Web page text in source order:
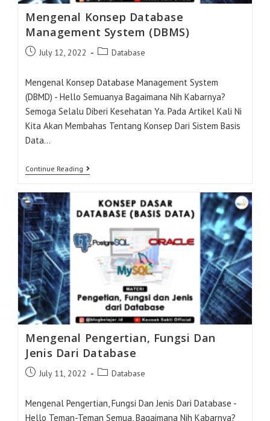
Mengenal Konsep Database
Management System (DBMS)
PostJuly 12, 2022
PostDatabase
Mengenal Konsep Database Management System
(DBMD) - Hello Semuanya Bagaimana Nih Kabarnya?
Semoga Selalu Diberi Kesehatan Ya. Pada Artikel Kali Ni
Kita Akan Membahas Tentang Konsep Dari Sistem Basis
Data…
Continue Reading Mengenal
Konsep
Management
System
(DBMS)
Mengenal Pengertian, Fungsi Dan
Jenis Dari Database
PostJuly 11, 2022
PostDatabase
Mengenal Pengertian, Fungsi Dan Jenis Dari Database -
Hello Teman-Teman Semua, Bagaimana Nih Kabarnya?